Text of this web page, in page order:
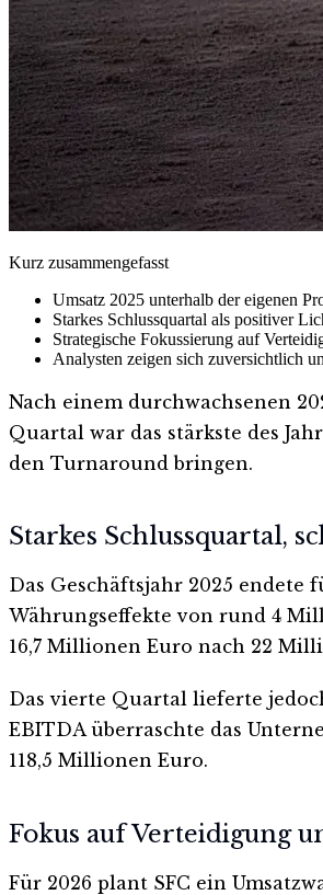
Kurz zusammengefasst
Umsatz 2025 unterhalb der eigenen
Starkes Schlussquartal als positiver
Strategische Fokussierung auf
Analysten zeigen sich zuversichtlich
Nach einem durchwachsenen
Quartal war das stärkste des
den Turnaround bringen.
Starkes Schlussquartal,
Das Geschäftsjahr 2025 endete
Währungseffekte von rund 4
16,7 Millionen Euro nach 22
Das vierte Quartal lieferte
EBITDA überraschte das
118,5 Millionen Euro.
Fokus auf Verteidigung
Für 2026 plant SFC ein